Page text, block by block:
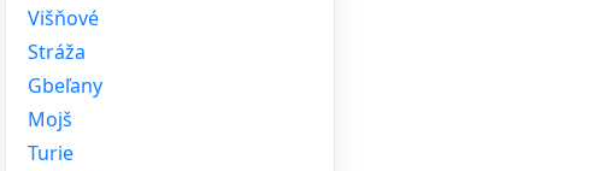
Višňové
Stráža
Gbeľany
Mojš
Turie